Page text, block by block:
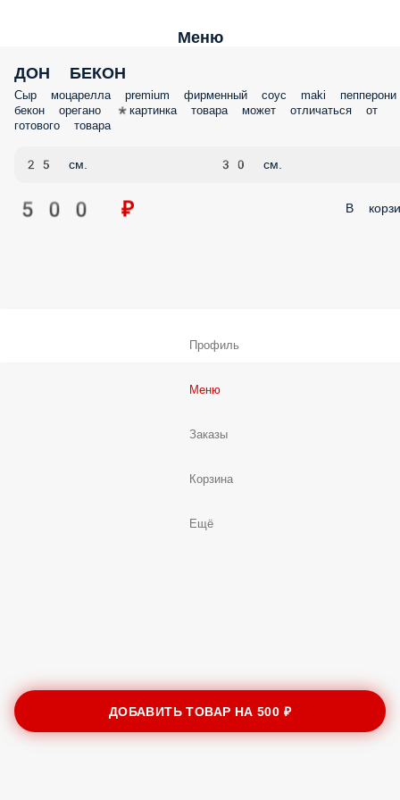
Меню
ДОН БЕКОН
Сыр моцарелла premium фирменный соус maki пепперони
бекон орегано *картинка товара может отличаться от
готового товара
25 см. 30 см.
500 ₽ В
ДОБАВИТЬ ТОВАР НА500 ₽
Профиль
Меню
Заказы
Корзина
Ещё